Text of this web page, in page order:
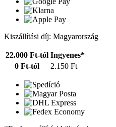
Kiszállítási díj: Magyarország
22.000 Ft-tól Ingyenes*
0 Ft-tól
2.150 Ft